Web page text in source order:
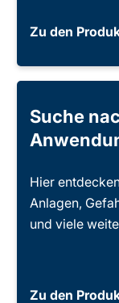
Zu den
Suche
Hier
Anlagen,
und viele
Zu den